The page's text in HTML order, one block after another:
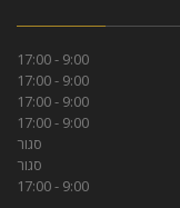
9:00 - 17:00
9:00 - 17:00
9:00 - 17:00
9:00 - 17:00
סגור
סגור
9:00 - 17:00